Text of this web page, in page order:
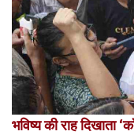
भविष्य की राह दिखाता